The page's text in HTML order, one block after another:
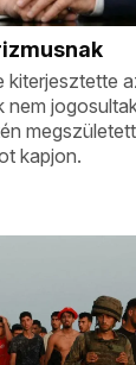
kiterjesztette
nem
kapjon.